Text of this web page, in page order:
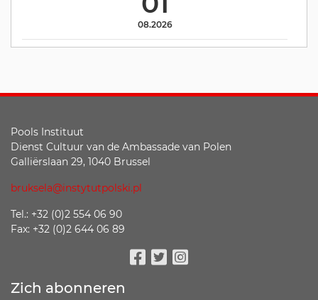
08.2026
Pools Instituut
Dienst Cultuur van de Ambassade van Polen
Galliërslaan 29, 1040 Brussel
bruksela@instytutpolski.pl
Tel.: +32 (0)2 554 06 90
Fax: +32 (0)2 644 06 89
Zich abonneren